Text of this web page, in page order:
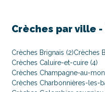
Crèches par ville -
Crèches Brignais (2)Crèches
Crèches Caluire-et-cuire (4)
Crèches Champagne-au-
Crèches Charbonnières-les-